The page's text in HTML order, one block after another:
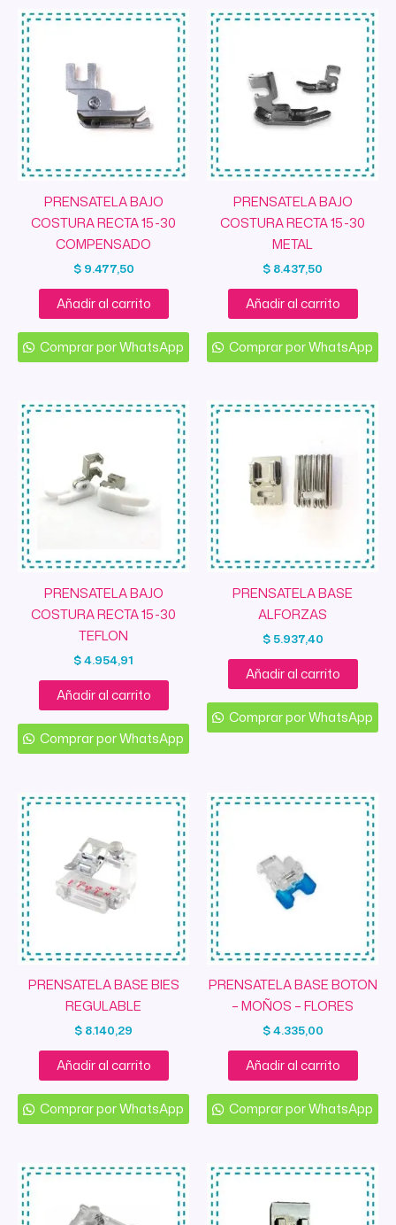
PRENSATELA BAJO
COSTURA RECTA 15-30
COMPENSADO
$9.477,50
Añadir al carrito
Comprar por WhatsApp
PRENSATELA BAJO
COSTURA RECTA 15-30
METAL
$ 8.437,50
Añadir al carrito
Comprar por WhatsApp
PRENSATELA BAJO
COSTURA RECTA 15-30
TEFLON
$4.954,91
Añadir al carrito
Comprar por WhatsApp
PRENSATELA BASE
ALFORZAS
$5.937,40
Añadir al carrito
Comprar por WhatsApp
PRENSATELA BASE BIES
REGULABLE
$ 8.140,29
Añadir al carrito
Comprar por WhatsApp
PRENSATELA BASE BOTON
– MOÑOS – FLORES
$4.335,00
Añadir al carrito
Comprar por WhatsApp